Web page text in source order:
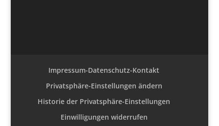
Impressum-Datenschutz-Kontakt
Privatsphäre-Einstellungen ändern
Historie der Privatsphäre-Einstellungen
Einwilligungen widerrufen